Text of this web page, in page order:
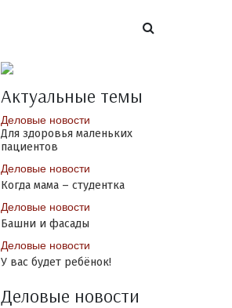
Актуальные темы
Деловые новости
Для здоровья маленьких
пациентов
Деловые новости
Когда мама – студентка
Деловые новости
Башни и фасады
Деловые новости
У вас будет ребёнок!
Деловые новости